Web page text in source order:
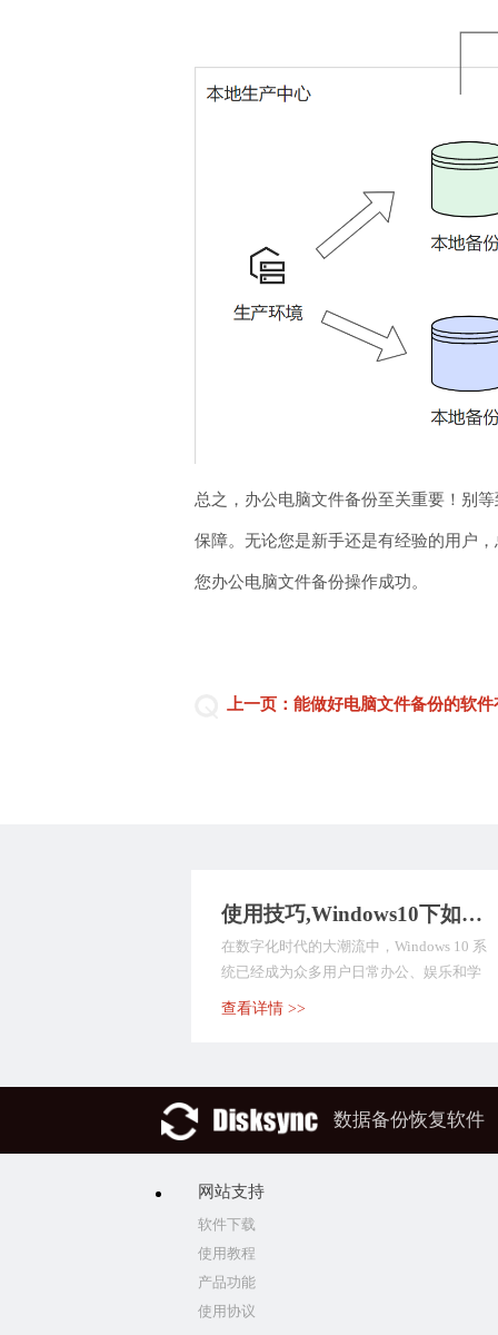
总之，办公电脑文件备份至关重要！别
保障。无论您是新手还是有经验的用户
您办公电脑文件备份操作成功。
上一页：能做好电脑文件备份的软
使用技巧,Windows10下如何自动备份文件？推荐九种数据备份方式，值得深入了解！
在数字化时代的大潮流中，Windows 10 系
统已经成为众多用户日常办公、娱乐和学
习的首...
查看详情 >>
数据备份恢复软件
网站支持
软件下载
使用教程
产品功能
使用协议